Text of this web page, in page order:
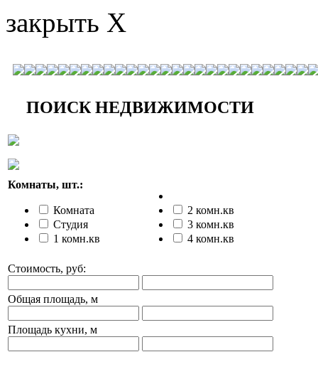
закрыть X
ПОИСК НЕДВИЖИМОСТИ
Комнаты, шт.:
Комната
Студия
1 комн.кв
2 комн.кв
3 комн.кв
4 комн.кв
Стоимость, руб:
Общая площадь, м
Площадь кухни, м